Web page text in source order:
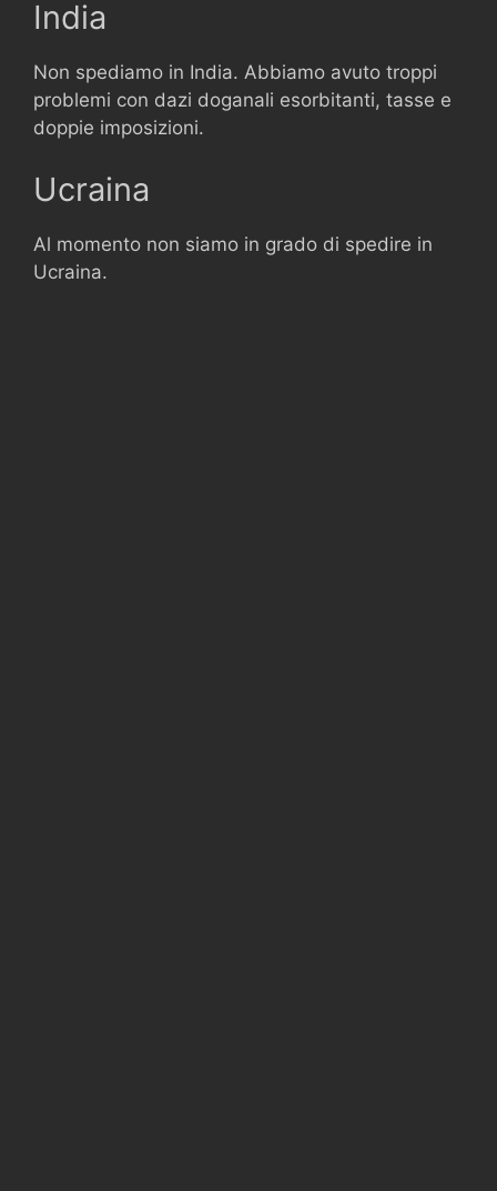
India
Non spediamo in India. Abbiamo avuto troppi
problemi con dazi doganali esorbitanti, tasse e
doppie imposizioni.
Ucraina
Al momento non siamo in grado di spedire in
Ucraina.